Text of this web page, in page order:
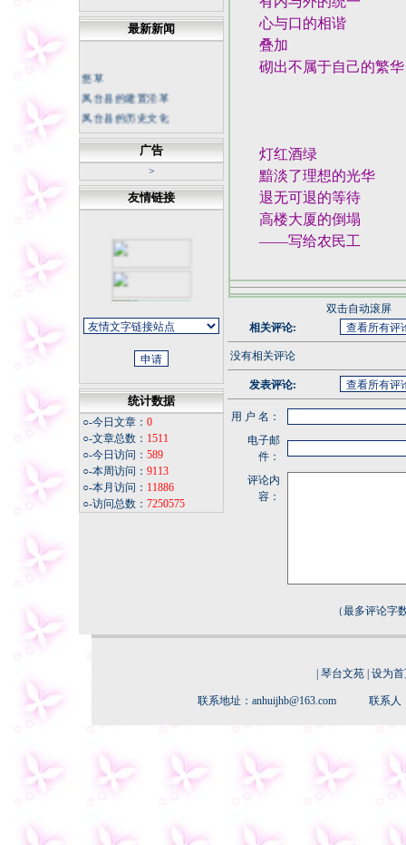
最新新闻
悠草
凤台县的建置沿革
凤台县的历史文化
天下谁人不识君
中国科幻底气来自大国重器
不断书写荒漠化防治新篇章
坚持正确的思想理念 传承中
华民族灵魂
同学老照片
微信记录怎样才能成为证据
广告
>
友情链接
统计数据
○-今日文章： 0
○-文章总数： 1511
○-今日访问： 589
○-本周访问： 9113
○-本月访问： 11886
○-访问总数： 7250575
心与口的相谐
叠加
砌出不属于自己的繁华
灯红酒绿
黯淡了理想的光华
退无可退的等待
高楼大厦的倒塌
——写给农民工
双击自动滚屏
相关评论:
没有相关评论
发表评论:
用 户 名：
电子邮
件：
评论内
容：
（最多评论字
琴台文苑 设为
联系地址：anhuijhb@163.com 联系人